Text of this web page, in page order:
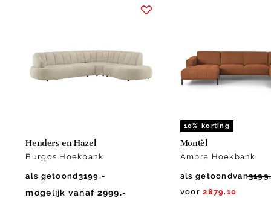
Henders en Hazel
Burgos Hoekbank
als getoond3199.-
mogelijk vanaf 2999.-
10% korting
Montèl
Ambra Hoekbank
als getoondvan
voor 2879.10